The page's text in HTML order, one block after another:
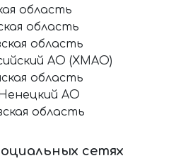
сетях
область
область
область
АО (ХМАО)
область
АО
область